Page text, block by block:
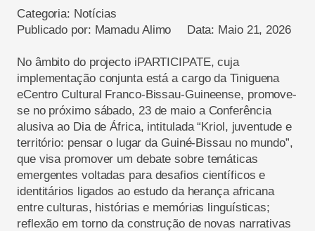
Categoria: Notícias
Publicado por: Mamadu Alimo Data: Maio 21, 2026
No âmbito do projecto iPARTICIPATE,cuja
implementação conjunta está a cargo da Tiniguena
eCentro Cultural Franco-Bissau-Guineense, promove-
seno próximo sábado, 23 de maio a Conferência
alusivaao Dia de África, intitulada “Kriol, juventude e
território: pensar o lugar da Guiné-Bissau no mundo”,
que visa promover um debate sobre temáticas
emergentes voltadas para desafios científicos e
identitários ligados ao estudo da herança africana
entre culturas, histórias e memórias linguísticas;
reflexão em torno da construção de novas narrativas